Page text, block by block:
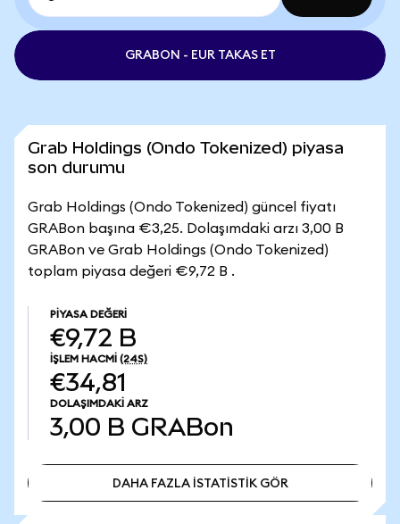
GRABON - EUR TAKAS ET
Grab Holdings (Ondo Tokenized) piyasa
son durumu
Grab Holdings (Ondo Tokenized) güncel fiyatı
GRABon başına €3,25. Dolaşımdaki arzı 3,00 B
GRABon ve Grab Holdings (Ondo Tokenized)
toplam piyasa değeri €9,72 B .
PIYASA DEĞERI
€9,72 B
İŞLEM HACMI (24S)
€34,81
DOLAŞIMDAKI ARZ
3,00 B GRABon
DAHA FAZLA İSTATİSTİK GÖR